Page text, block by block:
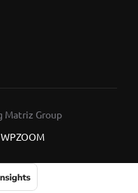
Matriz Group
WPZOOM